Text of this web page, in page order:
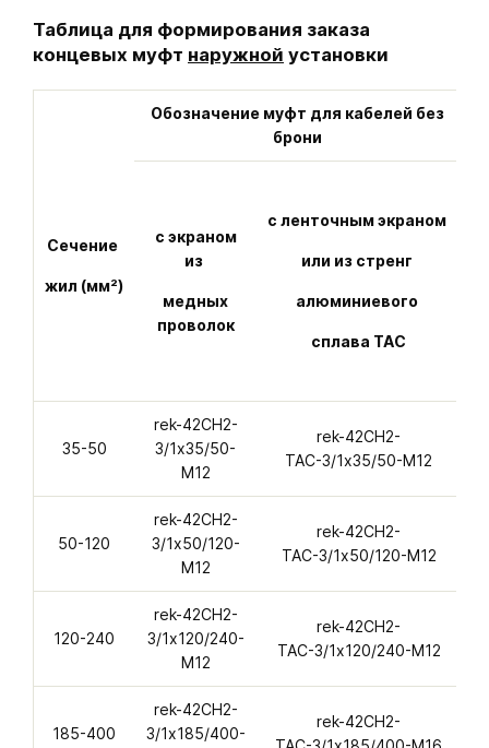
Таблица для формирования заказа
концевых муфт наружной установки
Сечение
жил (мм²)
Обозначение муфт для кабелей без
брони
с экраном
из
медных
проволок
с ленточным экраном
или из стренг
алюминиевого
сплава ТАС
35-50
rek-42CH2-
3/1х35/50-
M12
rek-42CH2-
ТАС-3/1х35/50-M12
50-120
rek-42CH2-
3/1х50/120-
M12
rek-42CH2-
ТАС-3/1х50/120-M12
120-240
rek-42CH2-
3/1х120/240-
M12
rek-42CH2-
ТАС-3/1х120/240-M12
185-400
rek-42CH2-
3/1х185/400-
rek-42CH2-